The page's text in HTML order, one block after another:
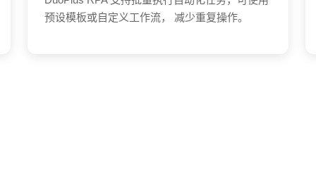
预设模板或自定义工作流， 减少重复操作。